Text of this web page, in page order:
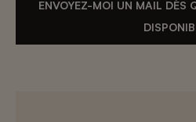
ENVOYEZ-MOI UN MAIL DÈS